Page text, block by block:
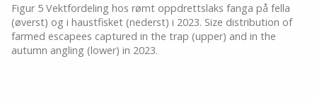
Figur 5 Vektfordeling hos rømt oppdrettslaks fanga på fella
(øverst) og i haustfisket (nederst) i 2023. Size distribution of
farmed escapees captured in the trap (upper) and in the
autumn angling (lower) in 2023.